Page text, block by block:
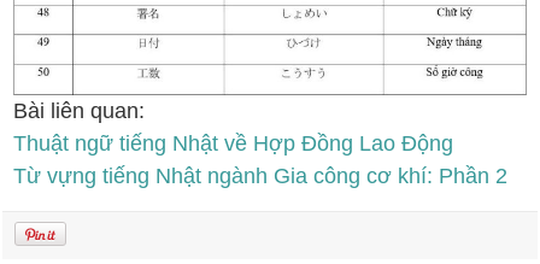
Bài liên quan:
Thuật ngữ tiếng Nhật về Hợp Đồng Lao Động
Từ vựng tiếng Nhật ngành Gia công cơ khí: Phần 2